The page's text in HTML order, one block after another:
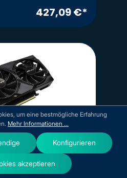
427,09 €*
Dual Fan
um eine bestmögliche Erfahrung
Mehr Informationen ...
Konfigurieren
akzeptieren